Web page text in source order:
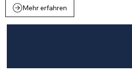
Mehr erfahren